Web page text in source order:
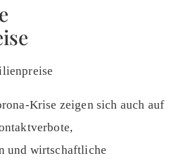
Krise zeigen sich auch auf
und wirtschaftliche